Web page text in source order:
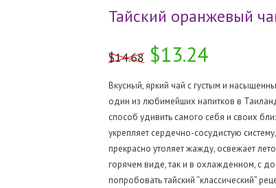
Тайский оранжевый
$14.68 $13.24
Вкусный, яркий чай с густым и
один из любимейших напитков в
способ удивить самого себя и своих
укрепляет сердечно-сосудистую
прекрасно утоляет жажду, освежает
горячем виде, так и в охлажденном, с
попробовать тайский “классический”